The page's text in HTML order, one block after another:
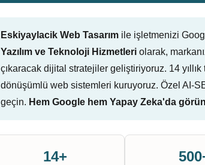
Eskiyaylacik Web Tasarım ile işletmenizi
Yazılım ve Teknoloji Hizmetleri olarak,
çıkaracak dijital stratejiler geliştiriyoruz. 14
dönüşümlü web sistemleri kuruyoruz. Özel AI-
geçin. Hem Google hem Yapay Zeka'da
14+